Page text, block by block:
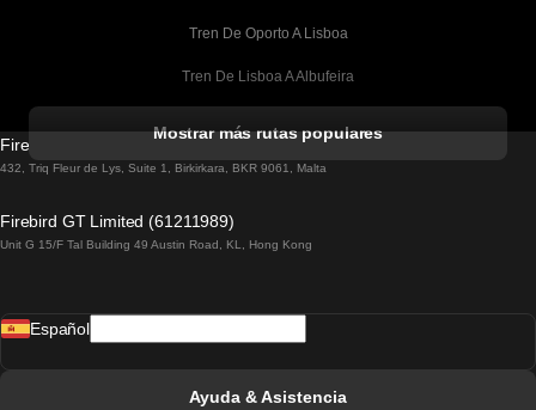
Tren De Oporto A Lisboa
Tren De Lisboa A Albufeira
Tren De Lisboa A Lagos
Tren De Lisboa A Madrid
Mostrar más rutas populares
Firebird GT Limited (OC 1451)
432, Triq Fleur de Lys, Suite 1, Birkirkara, BKR 9061, Malta
Firebird GT Limited (61211989)
Unit G 15/F Tal Building 49 Austin Road, KL, Hong Kong
Español
Ayuda & Asistencia